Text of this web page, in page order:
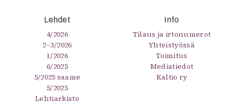
Lehdet
4/2026
2–3/2026
1/2026
6/2025
5/2025 saame
5/2025
Lehtiarkisto
Info
Tilaus ja irtonumerot
Yhteistyössä
Toimitus
Mediatiedot
Kaltio ry